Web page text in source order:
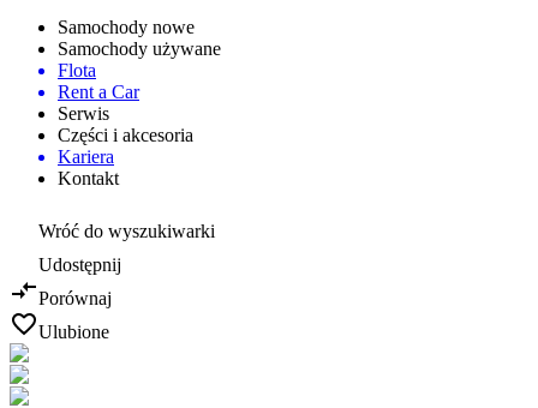
Samochody nowe
Samochody używane
Flota
Rent a Car
Serwis
Części i akcesoria
Kariera
Kontakt
Wróć do wyszukiwarki
Udostępnij
Porównaj
Ulubione